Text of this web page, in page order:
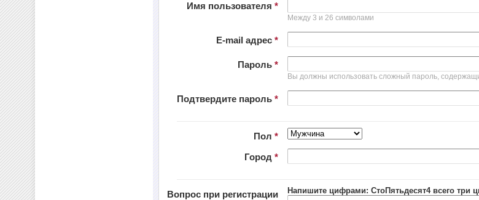
Имя пользователя *
Между 3 и 26 символами
E-mail адрес *
Пароль *
Вы должны использовать сложный пароль,
Подтвердите пароль *
Пол *
Город *
Вопрос при регистрации
Напишите цифрами: СтоПятьдесят4 всего три